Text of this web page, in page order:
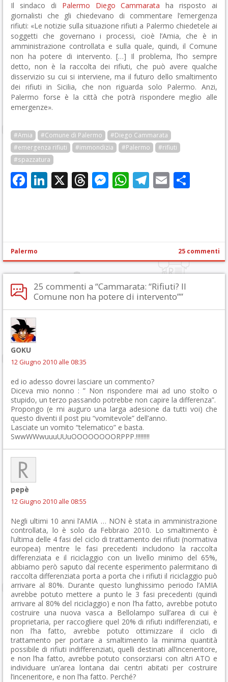
Il sindaco di Palermo Diego Cammarata ha risposto ai
giornalisti che gli chiedevano di commentare l’emergenza
rifiuti: «Le notizie sulla situazione rifiuti a Palermo chiedetele ai
soggetti che governano i processi, cioè l’Amia, che è in
amministrazione controllata e sulla quale, quindi, il Comune
non ha potere di intervento. […] Il problema, l’ho sempre
detto, non è la raccolta dei rifiuti, che può avere qualche
disservizio su cui si interviene, ma il futuro dello smaltimento
dei rifiuti in Sicilia, che non riguarda solo Palermo. Anzi,
Palermo forse è la città che potrà rispondere meglio alle
emergenze».
#Amia #Comune di Palermo
#Diego Cammarata
#emergenza rifiuti
#immondizia #Palermo
#rifiuti
#spazzatura
Facebook
LinkedIn
X Threads
Messenger
WhatsApp
Telegram
Email
Palermo 25 commenti
25 commenti a “Cammarata: “Rifiuti? Il
Comune non ha potere di intervento””
GOKU
12 Giugno 2010 alle 08:35
ed io adesso dovrei lasciare un commento?
Diceva mio nonno : ” Non rispondere mai ad uno stolto o
stupido, un terzo passando potrebbe non capire la differenza”.
Propongo (e mi auguro una larga adesione da tutti voi) che
questo diventi il post piu “vomitevole” dell’anno.
Lasciate un vomito “telematico” e basta.
SwwWWwuuuUUuOOOOOOOORPPP.!!!!!!!!!
pepè
12 Giugno 2010 alle 08:55
Negli ultimi 10 anni l’AMIA … NON è stata in amministrazione
controllata, lo è solo da Febbraio 2010. Lo smaltimento è
l’ultima delle 4 fasi del ciclo di trattamento dei rifiuti (normativa
europea) mentre le fasi precedenti includono la raccolta
differenziata e il riciclaggio con un livello minimo del 65%,
abbiamo però saputo dal recente esperimento palermitano di
raccolta differenziata porta a porta che i rifiuti il riciclaggio può
arrivare al 80%. Durante questo lunghissimo periodo l’AMIA
avrebbe potuto mettere a punto le 3 fasi precedenti (quindi
arrivare al 80% del riciclaggio) e non l’ha fatto, avrebbe potuto
costruire una nuova vasca a Bellolampo sull’area di cui è
proprietaria, per raccogliere quel 20% di rifiuti indifferenziati, e
non l’ha fatto, avrebbe potuto ottimizzare il ciclo di
trattamento per portare a smaltimento la minima quantità
possibile di rifiuti indifferenziati, quelli destinati all’inceneritore,
e non l’ha fatto, avrebbe potuto consorziarsi con altri ATO e
individuare un’area lontana dai centri abitati per costruire
l’inceneritore, e non l’ha fatto. Perché?